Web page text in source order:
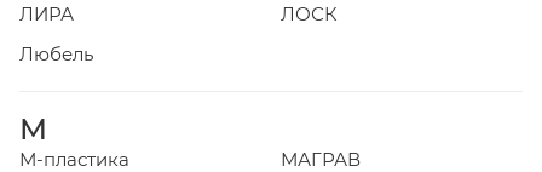
ЛИРА
ЛОСК
Любель
М
М-пластика
МАГРАВ